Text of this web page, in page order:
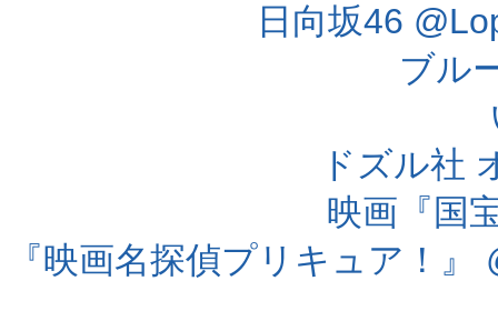
日向坂46
ブル
ドズル社
映画『国
『映画名探偵プリキュア！